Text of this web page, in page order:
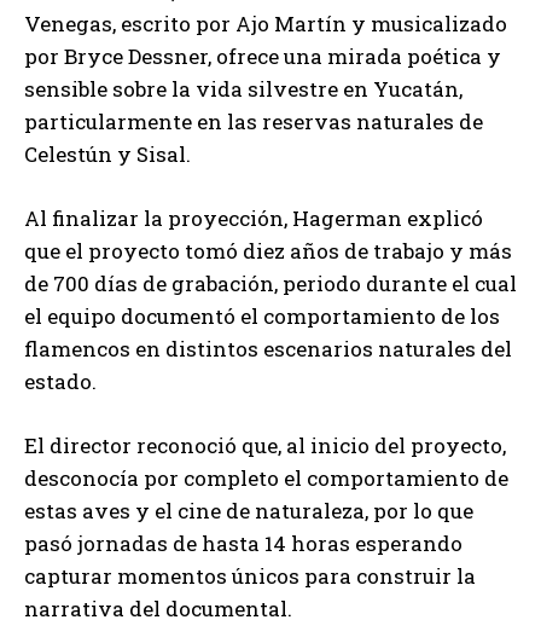
Venegas, escrito por Ajo Martín y musicalizado
por Bryce Dessner, ofrece una mirada poética y
sensible sobre la vida silvestre en Yucatán,
particularmente en las reservas naturales de
Celestún y Sisal.
Al finalizar la proyección, Hagerman explicó
que el proyecto tomó diez años de trabajo y más
de 700 días de grabación, periodo durante el cual
el equipo documentó el comportamiento de los
flamencos en distintos escenarios naturales del
estado.
El director reconoció que, al inicio del proyecto,
desconocía por completo el comportamiento de
estas aves y el cine de naturaleza, por lo que
pasó jornadas de hasta 14 horas esperando
capturar momentos únicos para construir la
narrativa del documental.